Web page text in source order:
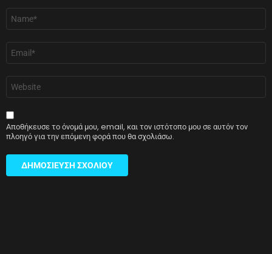
Όνομα
Email
Ιστότοπος
Αποθήκευσε το όνομά μου, email, και τον ιστότοπο μου σε αυτόν τον
πλοηγό για την επόμενη φορά που θα σχολιάσω.